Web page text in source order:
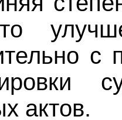
актов.